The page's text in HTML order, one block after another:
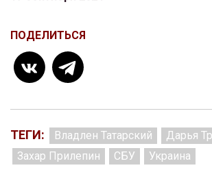
ПОДЕЛИТЬСЯ
ТЕГИ: Владлен Татарский
Дарья
Захар Прилепин
СБУ Украина